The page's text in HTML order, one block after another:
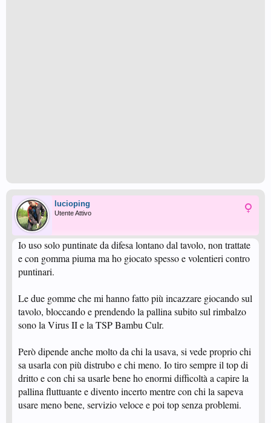
lucioping
Utente Attivo
Io uso solo puntinate da difesa lontano dal tavolo, non trattate
e con gomma piuma ma ho giocato spesso e volentieri contro
puntinari.
Le due gomme che mi hanno fatto più incazzare giocando sul
tavolo, bloccando e prendendo la pallina subito sul rimbalzo
sono la Virus II e la TSP Bambu Culr.
Però dipende anche molto da chi la usava, si vede proprio chi
sa usarla con più distrubo e chi meno. Io tiro sempre il top di
dritto e con chi sa usarle bene ho enormi difficoltà a capire la
pallina fluttuante e divento incerto mentre con chi la sapeva
usare meno bene, servizio veloce e poi top senza problemi.